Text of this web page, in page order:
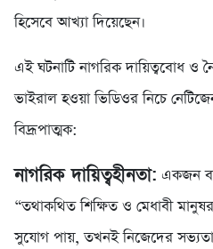
হিসেবে আখ্যা দিয়েছেন।
এই ঘটনাটি নাগরিক দায়িত্ববোধ ও
ভাইরাল হওয়া ভিডিওর নিচে
বিদ্রূপাত্মক:
নাগরিক দায়িত্বহীনতা: একজন
“তথাকথিত শিক্ষিত ও মেধাবী
সুযোগ পায়, তখনই নিজেদের সভ্যতা